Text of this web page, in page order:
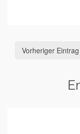
Vorheriger Eintrag